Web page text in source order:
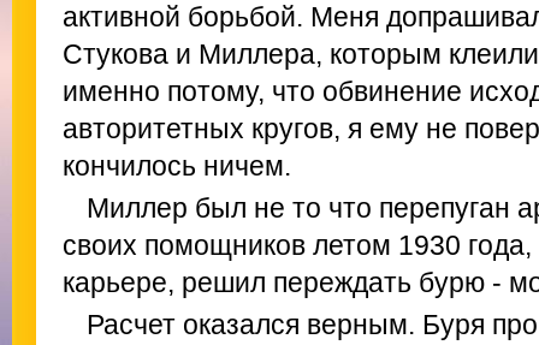
активной борьбой. Меня
Стукова и Миллера, которым
именно потому, что обвинение
авторитетных кругов, я ему не
кончилось ничем.
Миллер был не то что перепуган
своих помощников летом 1930
карьере, решил переждать бурю -
Расчет оказался верным. Буря